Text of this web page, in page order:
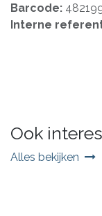
Barcode:
Interne
Ook
Alles bekijken